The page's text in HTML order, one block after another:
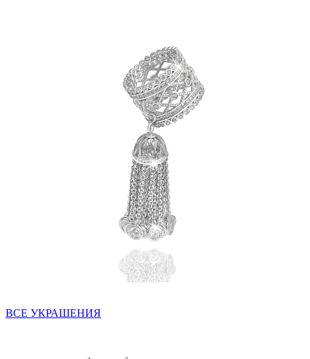
ВСЕ УКРАШЕНИЯ